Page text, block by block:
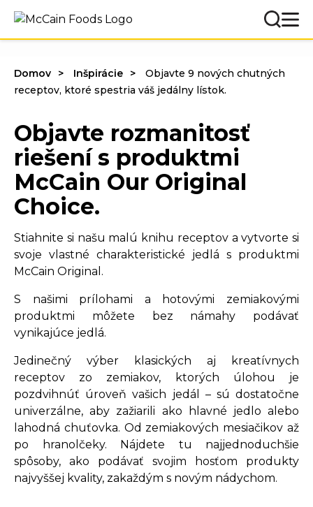
Domov Inšpirácie
Objavte 9 nových chutných
receptov, ktoré spestria váš jedálny lístok.
Objavte rozmanitosť
riešení s produktmi
McCain Our Original
Choice.
Stiahnite si našu malú knihu receptov a vytvorte si
svoje vlastné charakteristické jedlá s produktmi
McCain Original.
S našimi prílohami a hotovými zemiakovými
produktmi môžete bez námahy podávať
vynikajúce jedlá.
Jedinečný výber klasických aj kreatívnych
receptov zo zemiakov, ktorých úlohou je
pozdvihnúť úroveň vašich jedál – sú dostatočne
univerzálne, aby zažiarili ako hlavné jedlo alebo
lahodná chuťovka. Od zemiakových mesiačikov až
po hranolčeky. Nájdete tu najjednoduchšie
spôsoby, ako podávať svojim hosťom produkty
najvyššej kvality, zakaždým s novým nádychom.